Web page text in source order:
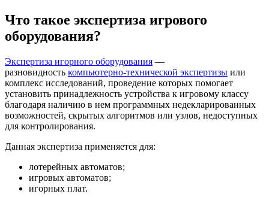
Что такое экспертиза игрового
оборудования?
Экспертиза игорного оборудования —
разновидность компьютерно-технической экспертизы или
комплекс исследований, проведение которых помогает
установить принадлежность устройства к игровому классу
благодаря наличию в нем программных недекларированных
возможностей, скрытых алгоритмов или узлов, недоступных
для контролирования.
Данная экспертиза применяется для:
лотерейных автоматов;
игровых автоматов;
игорных плат.